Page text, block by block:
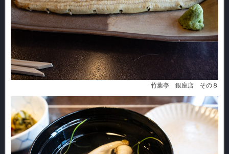
竹葉亭 銀座店 その８